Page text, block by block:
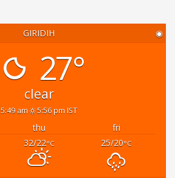
GIRIDIH ◉
27°
clear
5:49 am 5:56 pm IST
thu
fri
32/22°C 25/20°C